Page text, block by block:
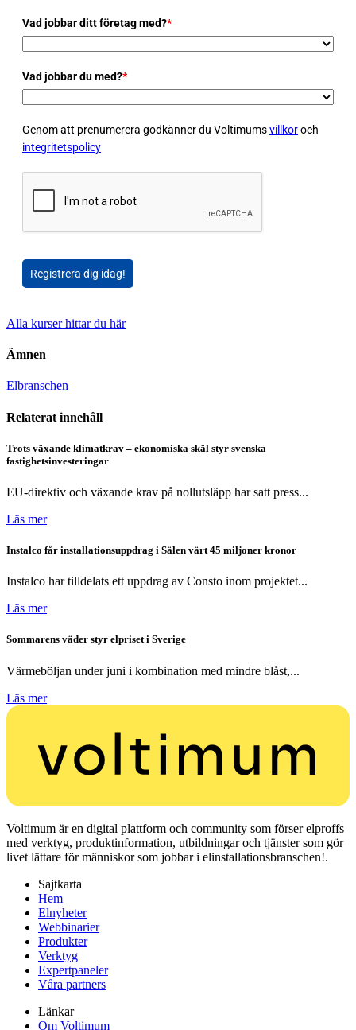
Vad jobbar ditt företag med?*
Vad jobbar du med?*
Genom att prenumerera godkänner du Voltimumsvillkoroch
integritetspolicy
Registrera dig idag!
Alla kurser hittar du här
Ämnen
Elbranschen
Relaterat innehåll
Trots växande klimatkrav – ekonomiska skäl styr svenska
fastighetsinvesteringar
EU-direktiv och växande krav på nollutsläpp har satt press...
Läs mer
Instalco får installationsuppdrag i Sälen värt 45 miljoner kronor
Instalco har tilldelats ett uppdrag av Consto inom projektet...
Läs mer
Sommarens väder styr elpriset i Sverige
Värmeböljan under juni i kombination med mindre blåst,...
Läs mer
Voltimum är en digital plattform och community som förser elproffs
med verktyg, produktinformation, utbildningar och tjänster som gör
livet lättare för människor som jobbar i elinstallationsbranschen!.
Sajtkarta
Hem
Elnyheter
Webbinarier
Produkter
Verktyg
Expertpaneler
Våra partners
Länkar
Om Voltimum